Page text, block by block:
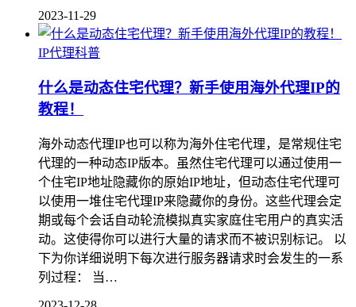
2023-11-29
IP代理科普
什么是动态住宅代理？新手使用海外代理IP的
教程！
海外动态代理IP也可以称为海外住宅代理，是常规住宅
代理的一种动态IP版本。虽然住宅代理可以通过使用一
个住宅IP地址隐藏你的原始IP地址，但动态住宅代理可
以使用一堆住宅代理IP来隐藏你的身份。这些代理会定
期或每个会话自动轮流模拟真实家庭住宅用户的真实活
动。这使得你可以进行大量的请求而不被识别标记。 以
下为你详细说明下每次进行服务器请求时会发生的一系
列过程： 当…